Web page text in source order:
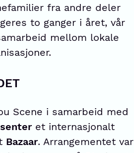
fra andre deler
to ganger i året, vår
mellom lokale
Scene i samarbeid med
et internasjonalt
Bazaar. Arrangementet var